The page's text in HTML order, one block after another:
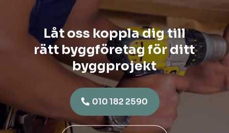
Låt oss koppla dig till
rätt byggföretag för ditt
byggprojekt
010 182 2590